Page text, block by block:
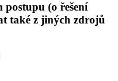
postupu (o řešení
také z jiných zdrojů